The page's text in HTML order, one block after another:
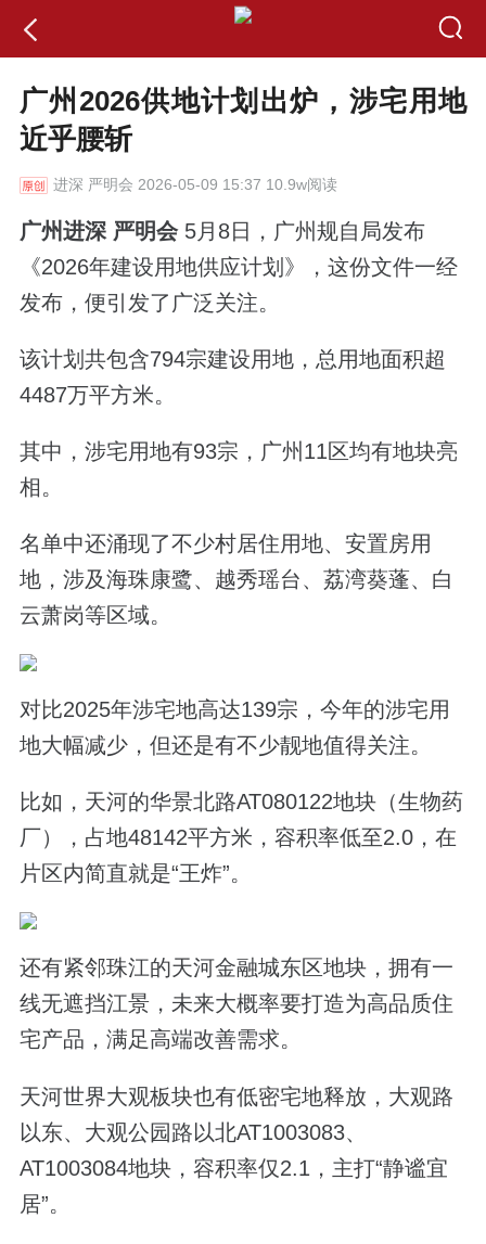
广州2026供地计划出炉，涉宅用地
近乎腰斩
进深 严明会 2026-05-09 15:37 10.9w阅读
广州进深 严明会5月8日，广州规自局发布
《2026年建设用地供应计划》，这份文件一经
发布，便引发了广泛关注。
该计划共包含794宗建设用地，总用地面积超
4487万平方米。
其中，涉宅用地有93宗，广州11区均有地块亮
相。
名单中还涌现了不少村居住用地、安置房用
地，涉及海珠康鹭、越秀瑶台、荔湾葵蓬、白
云萧岗等区域。
对比2025年涉宅地高达139宗，今年的涉宅用
地大幅减少，但还是有不少靓地值得关注。
比如，天河的华景北路AT080122地块（生物药
厂），占地48142平方米，容积率低至2.0，在
片区内简直就是“王炸”。
还有紧邻珠江的天河金融城东区地块，拥有一
线无遮挡江景，未来大概率要打造为高品质住
宅产品，满足高端改善需求。
天河世界大观板块也有低密宅地释放，大观路
以东、大观公园路以北AT1003083、
AT1003084地块，容积率仅2.1，主打“静谧宜
居”。